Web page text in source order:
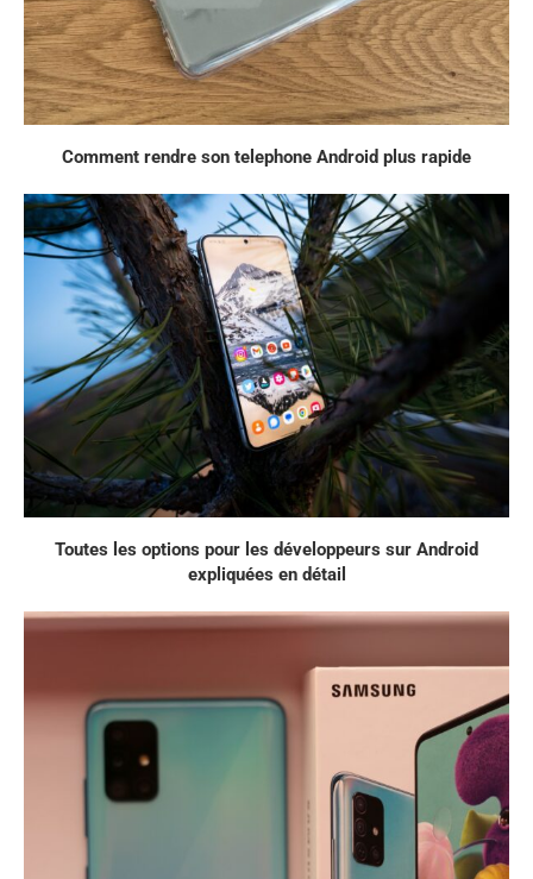
Comment rendre son telephone Android plus rapide
Toutes les options pour les développeurs sur Android
expliquées en détail